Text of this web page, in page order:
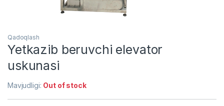
Qadoqlash
Yetkazib beruvchi elevator
uskunasi
Mavjudligi: Out of stock